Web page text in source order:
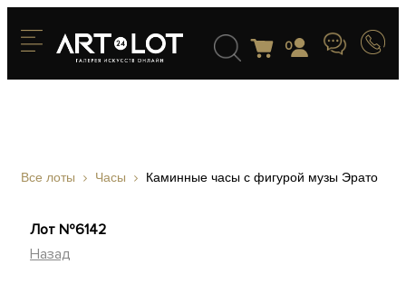
0
Все лоты Часы Каминные часы с фигурой музы Эрато
Лот №6142
Назад